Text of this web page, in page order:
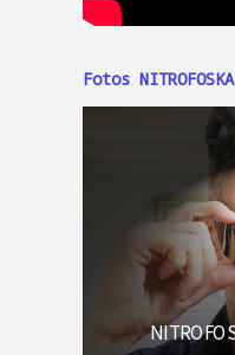
Fotos NITROFOSKA